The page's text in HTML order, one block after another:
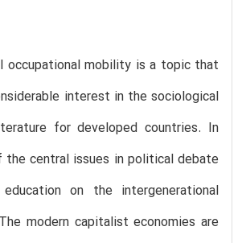
occupational mobility is a topic that
interest in the sociological
for developed countries. In
the central issues in political debate
on the intergenerational
modern capitalist economies are